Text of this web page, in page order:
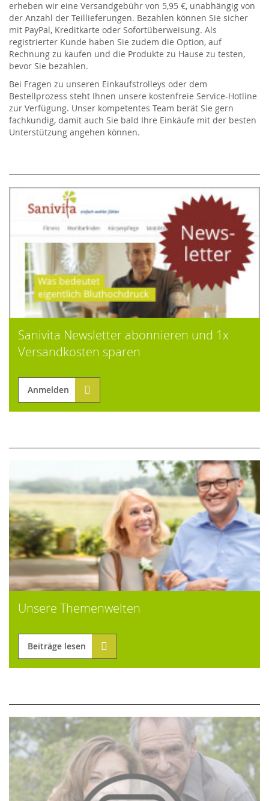
Sanivita Newsletter abonnieren und 1x
Versandkosten sparen
Anmelden
Unsere Themenwelten
Beiträge lesen
erheben wir eine Versandgebühr von 5,95 €, unabhängig von
der Anzahl der Teillieferungen. Bezahlen können Sie sicher
mit PayPal, Kreditkarte oder Sofortüberweisung. Als
registrierter Kunde haben Sie zudem die Option, auf
Rechnung zu kaufen und die Produkte zu Hause zu testen,
bevor Sie bezahlen.
Bei Fragen zu unseren Einkaufstrolleys oder dem
Bestellprozess steht Ihnen unsere kostenfreie Service-Hotline
zur Verfügung. Unser kompetentes Team berät Sie gern
fachkundig, damit auch Sie bald Ihre Einkäufe mit der besten
Unterstützung angehen können.